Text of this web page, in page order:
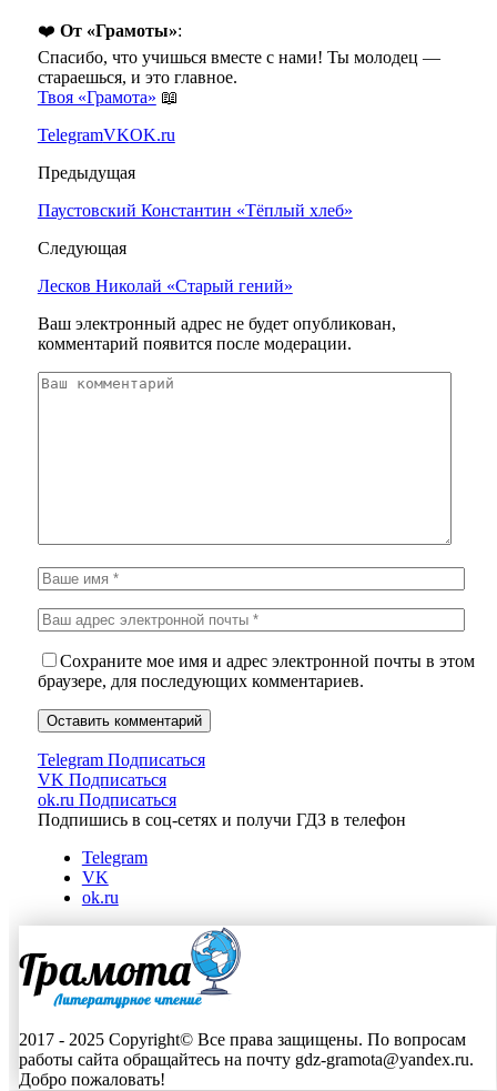
❤️ От «Грамоты»:
Спасибо, что учишься вместе с нами! Ты молодец —
стараешься, и это главное.
Твоя «Грамота» 📖
TelegramVKOK.ru
Предыдущая
Паустовский Константин «Тёплый хлеб»
Следующая
Лесков Николай «Старый гений»
Ваш электронный адрес не будет опубликован,
комментарий появится после модерации.
Сохраните мое имя и адрес электронной почты в этом
браузере, для последующих комментариев.
Telegram Подписаться
VK Подписаться
ok.ru Подписаться
Подпишись в соц-сетях и получи ГДЗ в телефон
Telegram
VK
ok.ru
2017 - 2025 Copyright© Все права защищены. По вопросам
работы сайта обращайтесь на почту gdz-gramota@yandex.ru.
Добро пожаловать!